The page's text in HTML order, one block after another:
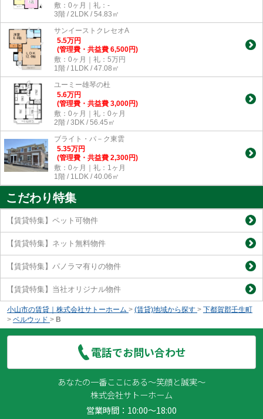
敷：0ヶ月｜礼：-
3階 / 2LDK / 54.83㎡
サンイーストクレセオA
5.5万円
(管理費・共益費 6,500円)
敷：0ヶ月｜礼：5万円
1階 / 1LDK / 47.08㎡
ユーミー雄琴の杜
5.6万円
(管理費・共益費 3,000円)
敷：0ヶ月｜礼：0ヶ月
2階 / 3DK / 56.45㎡
ブライト・パ－ク東雲
5.35万円
(管理費・共益費 2,300円)
敷：0ヶ月｜礼：1ヶ月
1階 / 1LDK / 40.06㎡
こだわり特集
【賃貸特集】ペット可物件
【賃貸特集】ネット無料物件
【賃貸特集】パノラマ有りの物件
【賃貸特集】当社オリジナル物件
小山市の賃貸｜株式会社サトーホーム > (賃貸)地域から探す > 下都賀郡壬生町
> ベルウッド > B
電話でお問い合わせ
あなたの一番ここにある～笑顔と誠実～
株式会社サトーホーム
営業時間：10:00～18:00